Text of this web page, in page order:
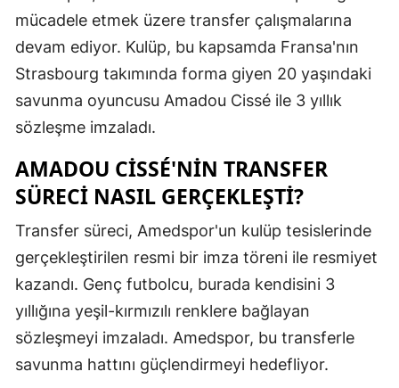
Edirne
Elazığ
Eskişehir
Giresun
Gümüşhane
Hatay
mücadele etmek üzere transfer çalışmalarına
devam ediyor. Kulüp, bu kapsamda Fransa'nın
Strasbourg takımında forma giyen 20 yaşındaki
savunma oyuncusu Amadou Cissé ile 3 yıllık
sözleşme imzaladı.
AMADOU CISSÉ'NIN TRANSFER
SÜRECI NASIL GERÇEKLEŞTI?
Transfer süreci, Amedspor'un kulüp tesislerinde
gerçekleştirilen resmi bir imza töreni ile resmiyet
kazandı. Genç futbolcu, burada kendisini 3
yıllığına yeşil-kırmızılı renklere bağlayan
sözleşmeyi imzaladı. Amedspor, bu transferle
savunma hattını güçlendirmeyi hedefliyor.